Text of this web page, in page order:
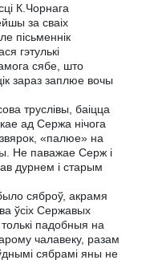
К.Чорнага
за сваіх
пісьменнік
гэтулькі
сябе, што
зараз заплюе вочы
труслівы, баіцца
ад Сержа нічога
«палюе» на
Не паважае Серж і
дурнем і старым
сяброў, акрамя
ўсіх Сержавых
падобныя на
чалавеку, разам
сябрамі яны не